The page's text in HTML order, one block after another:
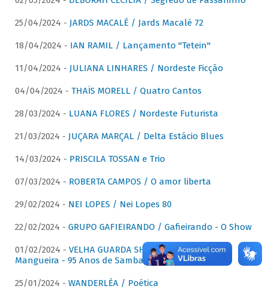
25/04/2024 - JARDS MACALÉ / Jards Macalé 72
18/04/2024 - IAN RAMIL / Lançamento "Tetein"
11/04/2024 - JULIANA LINHARES / Nordeste Ficção
04/04/2024 - THAÏS MORELL / Quatro Cantos
28/03/2024 - LUANA FLORES / Nordeste Futurista
21/03/2024 - JUÇARA MARÇAL / Delta Estácio Blues
14/03/2024 - PRISCILA TOSSAN e Trio
07/03/2024 - ROBERTA CAMPOS / O amor liberta
29/02/2024 - NEI LOPES / Nei Lopes 80
22/02/2024 - GRUPO GAFIEIRANDO / Gafieirando - O Show
01/02/2024 - VELHA GUARDA SHOW DA MANGUEIRA /
Mangueira - 95 Anos de Samba
25/01/2024 - WANDERLÉA / Poética